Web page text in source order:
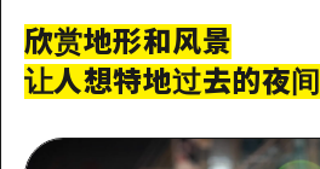
欣赏地形和风景
让人想特地过去的夜